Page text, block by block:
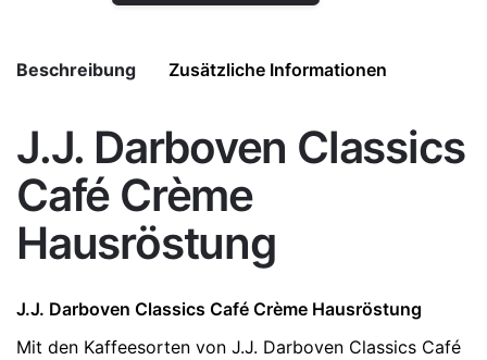
Beschreibung Zusätzliche Informationen
J.J. Darboven Classics
Café Crème
Hausröstung
J.J. Darboven Classics Café Crème Hausröstung
Mit den Kaffeesorten von J.J. Darboven Classics Café
Weight 1 kg